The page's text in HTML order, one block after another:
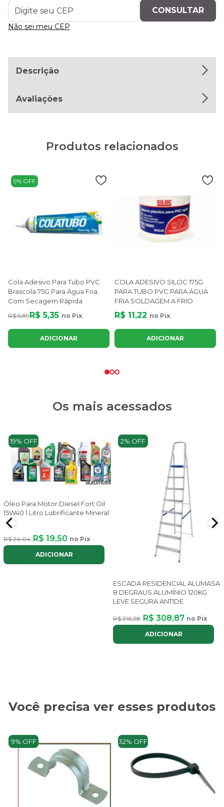
Não sei meu CEP
Descrição
Avaliações
Produtos relacionados
9% OFF
Cola Adesivo Para Tubo PVC
Brascola 75G Para Água Fria
Com Secagem Rápida
R$ 5,89 R$ 5,35 no Pix
ADICIONAR
COLA ADESIVO SILOC 175G
PARA TUBO PVC PARA ÁGUA
FRIA SOLDAGEM A FRIO
R$ 11,22 no Pix
ADICIONAR
Os mais acessados
19% OFF
Óleo Para Motor Diesel Fort Oil
15W40 1 Litro Lubrificante Mineral
R$ 24,04 R$ 19,50 no Pix
ADICIONAR
2% OFF
ESCADA RESIDENCIAL ALUMASA
8 DEGRAUS ALUMÍNIO 120KG
LEVE SEGURA ANTIDE
R$ 316,38 R$ 308,87 no Pix
ou até
ADICIONAR
Você precisa ver esses produtos
9% OFF 32% OFF